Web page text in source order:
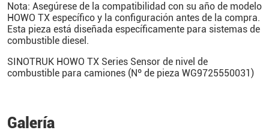
Nota: Asegúrese de la compatibilidad con su año de modelo
HOWO TX específico y la configuración antes de la compra.
Esta pieza está diseñada específicamente para sistemas de
combustible diesel.
SINOTRUK HOWO TX Series Sensor de nivel de
combustible para camiones (Nº de pieza WG9725550031)
Galería